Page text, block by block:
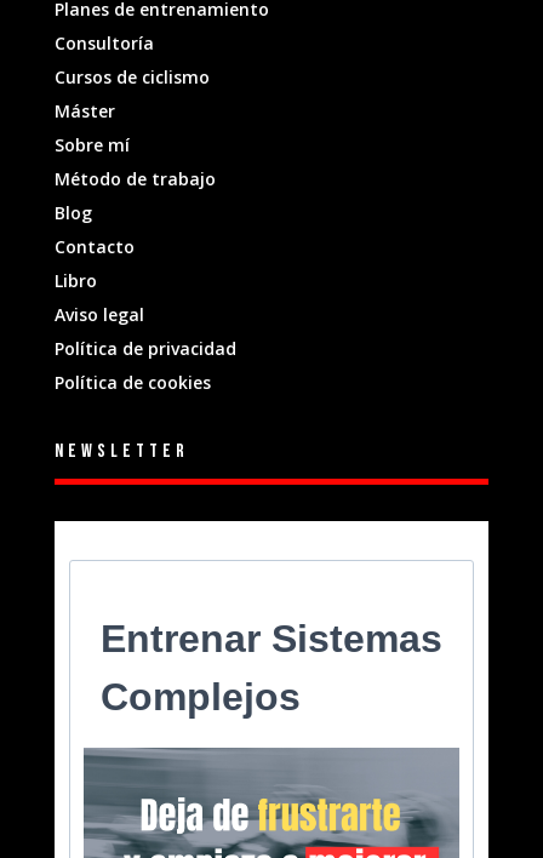
Planes de entrenamiento
Consultoría
Cursos de ciclismo
Máster
Sobre mí
Método de trabajo
Blog
Contacto
Libro
Aviso legal
Política de privacidad
Política de cookies
Newsletter
Entrenar Sistemas
Complejos